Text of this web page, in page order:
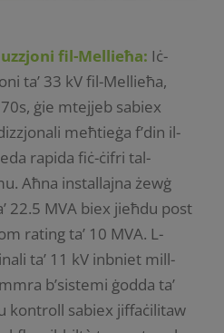
fil-Mellieħa: Iċ-
ta’ 33 kV fil-Mellieħa,
ġie mtejjeb sabiex
meħtieġa f’din il-
rapida fiċ-ċifri tal-
Aħna installajna żewġ
22.5 MVA biex jieħdu post
rating ta’ 10 MVA. L-
ta’ 11 kV inbniet mill-
b’sistemi ġodda ta’
kontroll sabiex jiffaċilitaw